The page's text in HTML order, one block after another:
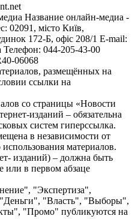
Название онлайн-медиа -
02091, місто Київ,
172-Б, офіс 208/1 E-mail:
Телефон: 044-205-43-00
06068
размещённых на
ссылки на
со страницы «Новости
изданий – обязательна
систем гиперссылка.
в независимости от
материалов.
изданий) – должна быть
или в первом абзаце
"Экспертиза",
"Власть", "Выборы",
"Промо" публикуются на